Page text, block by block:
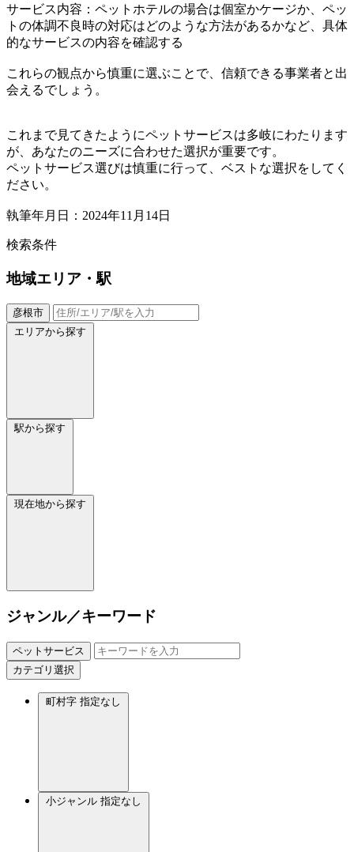
サービス内容：ペットホテルの場合は個室かケージか、ペッ
トの体調不良時の対応はどのような方法があるかなど、具体
的なサービスの内容を確認する
これらの観点から慎重に選ぶことで、信頼できる事業者と出
会えるでしょう。
これまで見てきたようにペットサービスは多岐にわたります
が、あなたのニーズに合わせた選択が重要です。
ペットサービス選びは慎重に行って、ベストな選択をしてく
ださい。
執筆年月日：2024年11月14日
検索条件
地域エリア・駅
彦根市
エリアから探す
駅から探す
現在地から探す
ジャンル／キーワード
ペットサービス
カテゴリ選択
町村字 指定なし
小ジャンル 指定なし